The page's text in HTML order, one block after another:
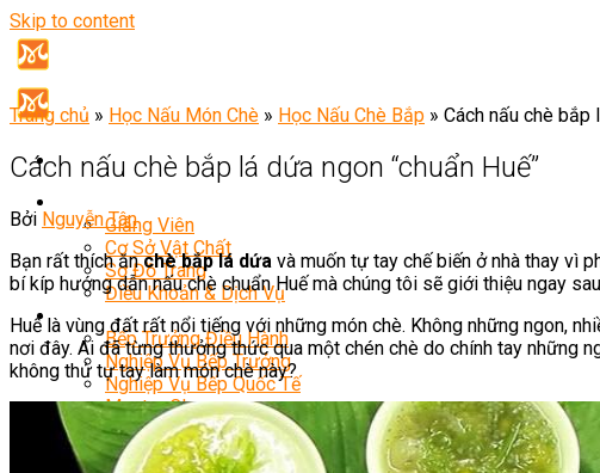
Skip to content
Giảng Viên
Cơ Sở Vật Chất
Sơ Đồ Trang
Điều Khoản & Dịch Vụ
Khóa Học
Bếp Trưởng Điều Hành
Nghiệp Vụ Bếp Trưởng
Nghiệp Vụ Bếp Quốc Tế
Master Class
Bếp Trưởng Bếp Á
Bếp Trưởng Bếp Âu
Trang chủ » Học Nấu Món Chè » Học Nấu Chè Bắp » Cách nấu chè bắp
Cách nấu chè bắp lá dứa ngon “chuẩn Huế”
Bởi Nguyễn Tân
Bạn rất thích ănchè bắp lá dứa và muốn tự tay chế biến ở nhà thay vì
bí kíp hướng dẫn nấu chè chuẩn Huế mà chúng tôi sẽ giới thiệu ngay
Huế là vùng đất rất nổi tiếng với những món chè. Không những ngon,
nơi đây. Ai đã từng thưởng thức qua một chén chè do chính tay những
không thử tự tay làm món chè này?